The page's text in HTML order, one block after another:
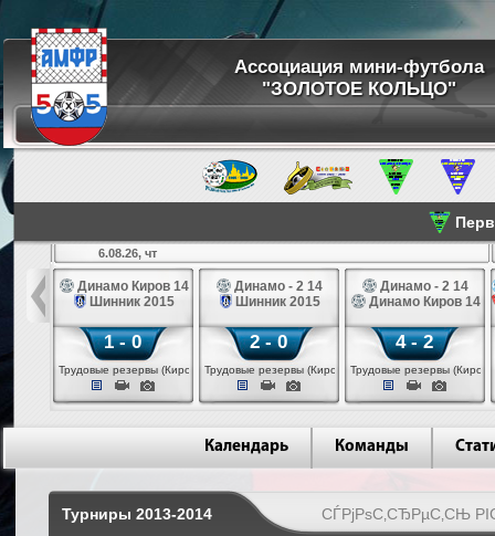
Ассоциация мини-футбола
"ЗОЛОТОЕ КОЛЬЦО"
14
6.08.26, чт
Динамо Киров 14
Шинник 2015
1 - 0
Трудовые резервы (Киров)
Динамо - 2 14
Шинник 2015
2 - 0
Трудовые резервы (Киров)
Динамо - 2 14
Динамо Киров 14
4 - 2
Трудовые резервы (Киров)
Календарь Команды
Турниры 2013-2014 СЃРјРѕС‚СЂРµС‚СЊ